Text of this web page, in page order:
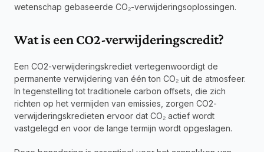
wetenschap gebaseerde CO₂-verwijderingsoplossingen.
Wat is een CO2-verwijderingscredit?
Een CO2-verwijderingskrediet vertegenwoordigt de
permanente verwijdering van één ton CO₂ uit de atmosfeer.
In tegenstelling tot traditionele carbon offsets, die zich
richten op het vermijden van emissies, zorgen CO2-
verwijderingskredieten ervoor dat CO₂ actief wordt
vastgelegd en voor de lange termijn wordt opgeslagen.